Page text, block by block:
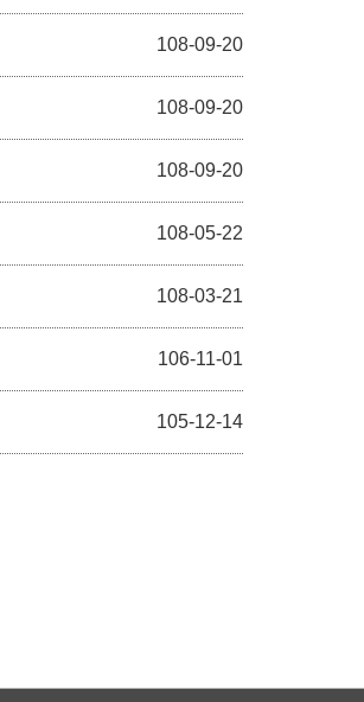
108-09-20
108-09-20
108-09-20
108-05-22
108-03-21
106-11-01
105-12-14